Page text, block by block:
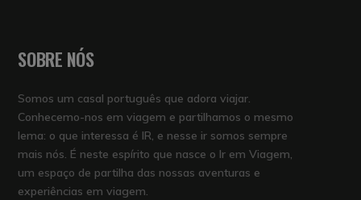
SOBRE NÓS
Somos um casal português que adora viajar.
Conhecemo-nos em viagem e partilhamos o mesmo
lema: o que interessa é IR, e nesse ir somos sempre
mais nós. É neste espírito que nasce o Ir em Viagem,
um espaço de partilha das nossas aventuras e
experiências em viagem.